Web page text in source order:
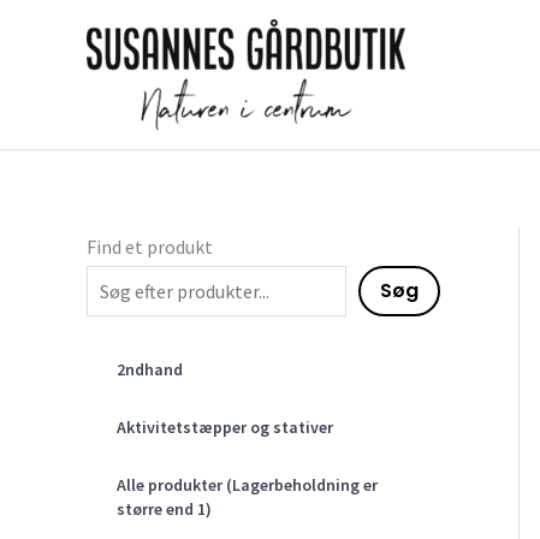
Find et produkt
Søg
2ndhand
Aktivitetstæpper og stativer
Alle produkter (Lagerbeholdning er
større end 1)